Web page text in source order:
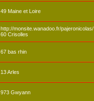
49 Maine et Loire
http://monsite.wanadoo.fr/pajeronicolas/
60 Crisolles
67 bas rhin
13 Arles
973 Gwyann